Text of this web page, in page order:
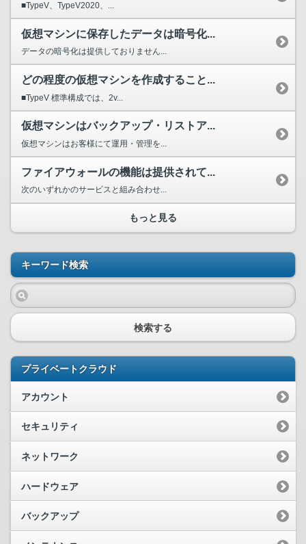
■TypeV、TypeV2020、...
仮想マシンに保存したデータは暗号化...
データの暗号化は提供しておりません...
どの程度の仮想マシンを作成すること...
■TypeV 標準構成では、2v...
仮想マシンはバックアップ・リストア...
仮想マシンはお客様にて運用・管理を...
ファイアウォールの機能は提供されて...
次のいずれかのサービスと組み合わせ...
もっと見る
キーワード検索
検索する
プライベートクラウド
アカウント
セキュリティ
ネットワーク
ハードウェア
バックアップ